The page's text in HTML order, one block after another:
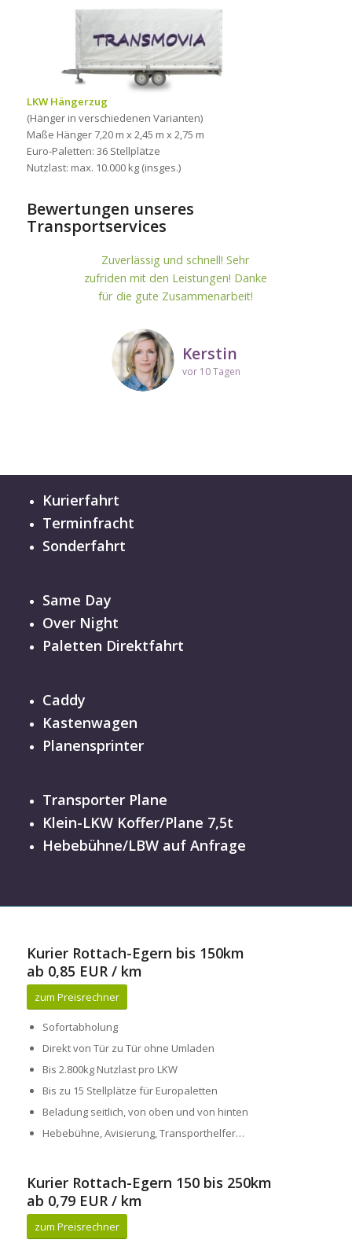
LKW Hängerzug
(Hänger in verschiedenen Varianten)
Maße Hänger 7,20 m x 2,45 m x 2,75 m
Euro-Paletten: 36 Stellplätze
Nutzlast: max. 10.000 kg (insges.)
Bewertungen unseres
Transportservices
Zuverlässig und schnell! Sehr
zufriden mit den Leistungen! Danke
für die gute Zusammenarbeit!
Kerstin
vor 10 Tagen
Kurierfahrt
Terminfracht
Sonderfahrt
Same Day
Over Night
Paletten Direktfahrt
Caddy
Kastenwagen
Planensprinter
Transporter Plane
Klein-LKW Koffer/Plane 7,5t
Hebebühne/LBW auf Anfrage
Kurier Rottach-Egern bis 150km
ab 0,85 EUR / km
zum Preisrechner
Sofortabholung
Direkt von Tür zu Tür ohne Umladen
Bis 2.800kg Nutzlast pro LKW
Bis zu 15 Stellplätze für Europaletten
Beladung seitlich, von oben und von hinten
Hebebühne, Avisierung, Transporthelfer…
Kurier Rottach-Egern 150 bis 250km
ab 0,79 EUR / km
zum Preisrechner